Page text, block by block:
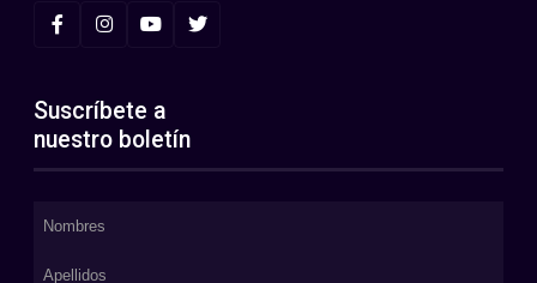
Suscríbete a
nuestro boletín